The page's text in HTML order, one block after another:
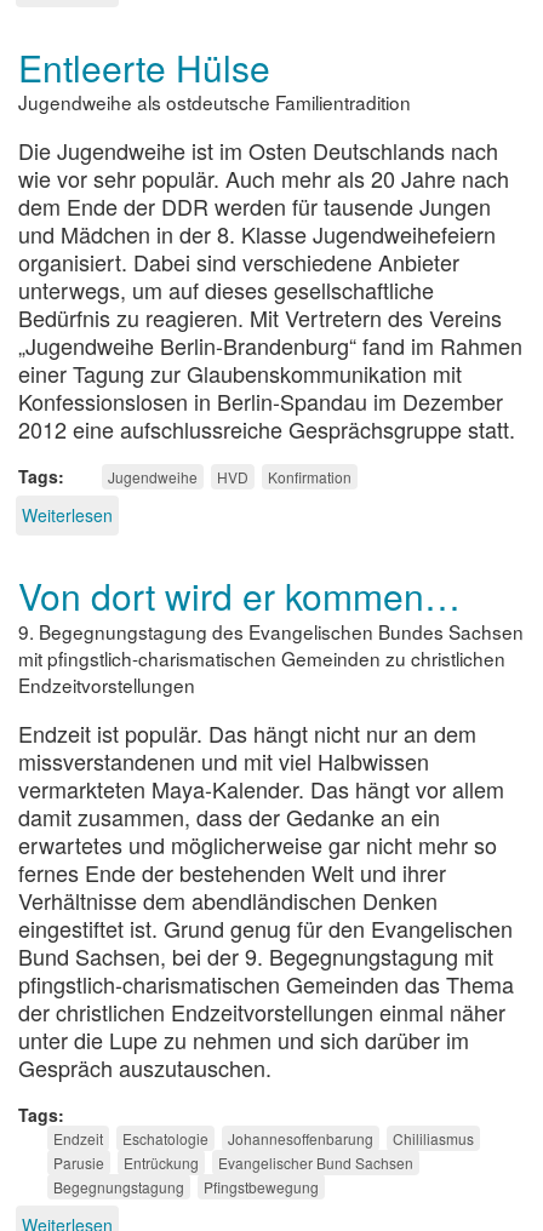
alten
Möbeln
Entleerte Hülse
Jugendweihe als ostdeutsche Familientradition
Die Jugendweihe ist im Osten Deutschlands nach
wie vor sehr populär. Auch mehr als 20 Jahre nach
dem Ende der DDR werden für tausende Jungen
und Mädchen in der 8. Klasse Jugendweihefeiern
organisiert. Dabei sind verschiedene Anbieter
unterwegs, um auf dieses gesellschaftliche
Bedürfnis zu reagieren. Mit Vertretern des Vereins
„Jugendweihe Berlin-Brandenburg“ fand im Rahmen
einer Tagung zur Glaubenskommunikation mit
Konfessionslosen in Berlin-Spandau im Dezember
2012 eine aufschlussreiche Gesprächsgruppe statt.
Tags Jugendweihe HVD Konfirmation
Weiterlesen
Von dort wird er kommen…
9. Begegnungstagung des Evangelischen Bundes Sachsen
mit pfingstlich-charismatischen Gemeinden zu christlichen
Endzeitvorstellungen
Endzeit ist populär. Das hängt nicht nur an dem
missverstandenen und mit viel Halbwissen
vermarkteten Maya-Kalender. Das hängt vor allem
damit zusammen, dass der Gedanke an ein
erwartetes und möglicherweise gar nicht mehr so
fernes Ende der bestehenden Welt und ihrer
Verhältnisse dem abendländischen Denken
eingestiftet ist. Grund genug für den Evangelischen
Bund Sachsen, bei der 9. Begegnungstagung mit
pfingstlich-charismatischen Gemeinden das Thema
der christlichen Endzeitvorstellungen einmal näher
unter die Lupe zu nehmen und sich darüber im
Gespräch auszutauschen.
Tags
Endzeit Eschatologie Johannesoffenbarung
Chililiasmus
Parusie
Entrückung
Evangelischer Bund Sachsen
Begegnungstagung
Pfingstbewegung
Weiterlesen